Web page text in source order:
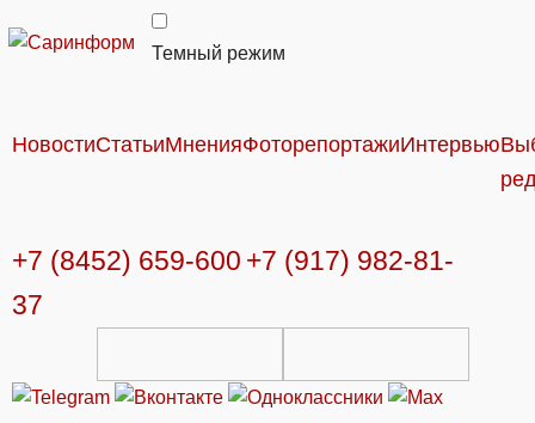
Темный режим
НовостиСтатьиМненияФоторепортажиИнтервью
+7 (8452) 659-600 +7 (917) 982-81-
37